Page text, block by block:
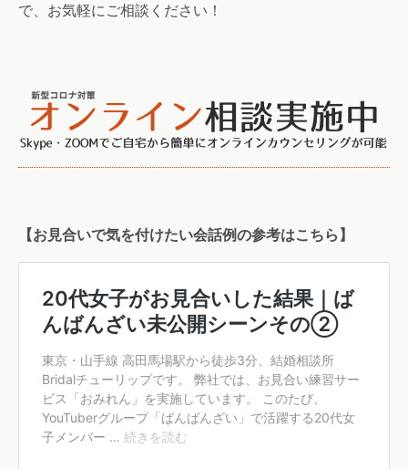
で、お気軽にご相談ください！
【お見合いで気を付けたい会話例の参考はこちら】